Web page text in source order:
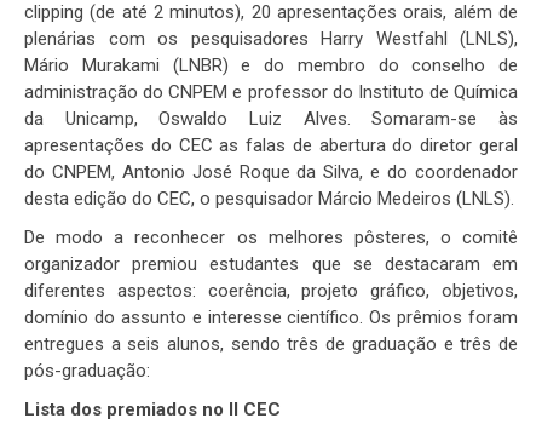
clipping (de até 2 minutos), 20 apresentações orais, além de
plenárias com os pesquisadores Harry Westfahl (LNLS),
Mário Murakami (LNBR) e do membro do conselho de
administração do CNPEM e professor do Instituto de Química
da Unicamp, Oswaldo Luiz Alves. Somaram-se às
apresentações do CEC as falas de abertura do diretor geral
do CNPEM, Antonio José Roque da Silva, e do coordenador
desta edição do CEC, o pesquisador Márcio Medeiros (LNLS).
De modo a reconhecer os melhores pôsteres, o comitê
organizador premiou estudantes que se destacaram em
diferentes aspectos: coerência, projeto gráfico, objetivos,
domínio do assunto e interesse científico. Os prêmios foram
entregues a seis alunos, sendo três de graduação e três de
pós-graduação:
Lista dos premiados no II CEC